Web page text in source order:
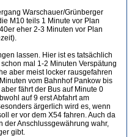
Warschauer/Grünberger
M10 teils 1 Minute vor Plan
eher 2-3 Minuten vor Plan
lassen. Hier ist es tatsächlich
mal 1-2 Minuten Verspätung
aber meist locker rausgefahren
vom Bahnhof Pankow bis
fährt der Bus auf Minute 0
auf 9 erst Abfahrt am
ärgerlich wird es, wenn
er vor dem X54 fahren. Auch da
der Anschlussgewährung wahr,
gibt.